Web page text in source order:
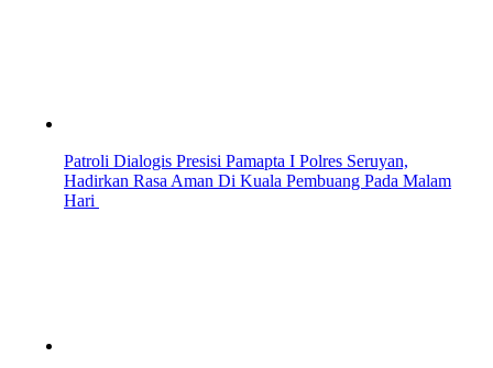
Patroli Dialogis Presisi Pamapta I Polres Seruyan,
Hadirkan Rasa Aman Di Kuala Pembuang Pada Malam
Hari